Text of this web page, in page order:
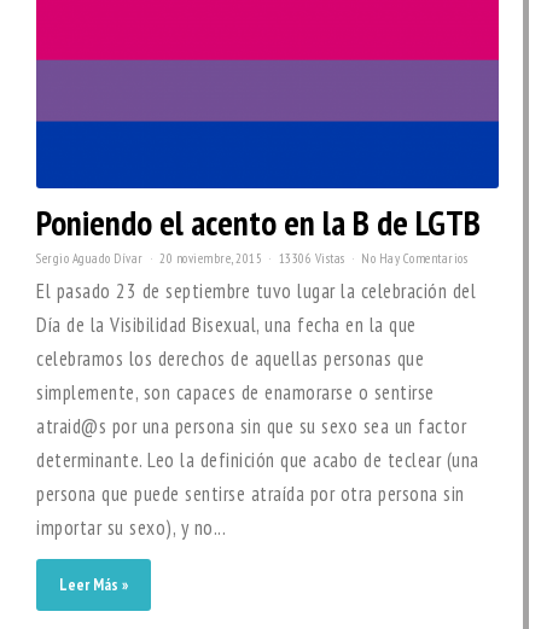
Poniendo el acento en la B de LGTB
Sergio Aguado Dívar 20 noviembre, 2015 13306 Vistas No Hay Comentarios
El pasado 23 de septiembre tuvo lugar la celebración del
Día de la Visibilidad Bisexual, una fecha en la que
celebramos los derechos de aquellas personas que
simplemente, son capaces de enamorarse o sentirse
atraid@s por una persona sin que su sexo sea un factor
determinante. Leo la definición que acabo de teclear (una
persona que puede sentirse atraída por otra persona sin
importar su sexo), y no...
Leer Más »